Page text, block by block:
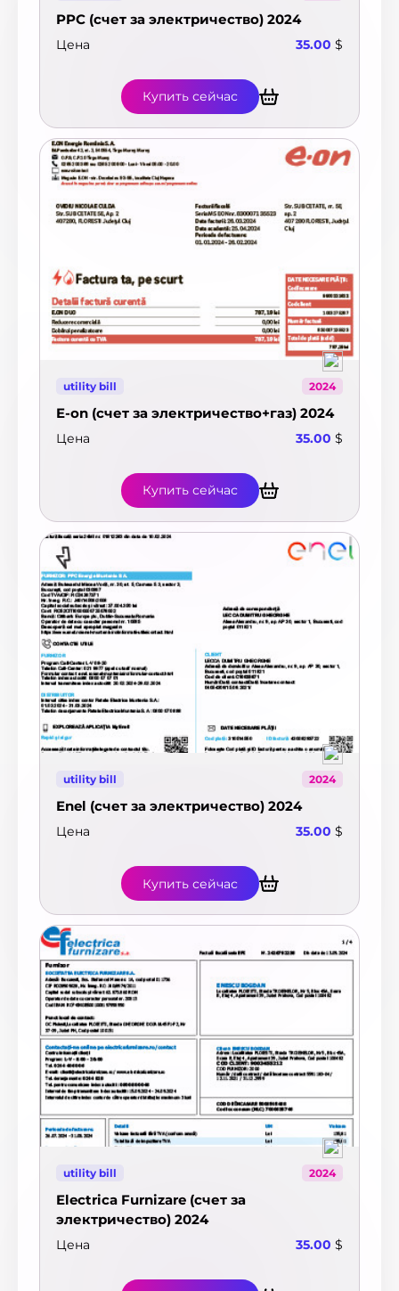
PPC (счет за электричество) 2024
Цена 35.00 $
Купить сейчас
utility bill 2024
E-on (счет за электричество+газ) 2024
Цена 35.00 $
Купить сейчас
utility bill 2024
Enel (счет за электричество) 2024
Цена 35.00 $
Купить сейчас
utility bill 2024
Electrica Furnizare (счет за
электричество) 2024
Цена 35.00 $